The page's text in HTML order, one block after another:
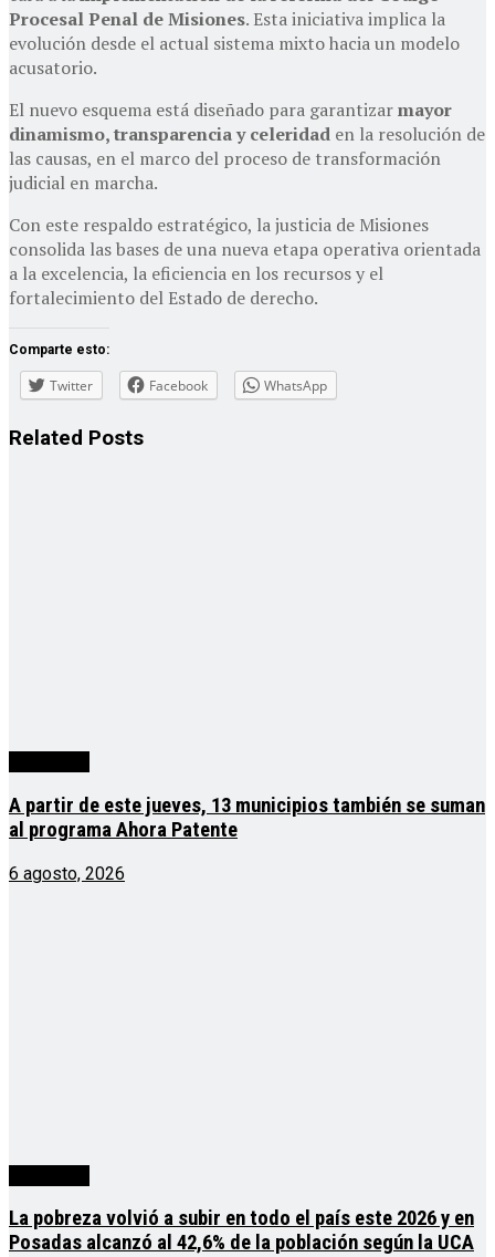
Procesal Penal de Misiones. Esta iniciativa implica la
evolución desde el actual sistema mixto hacia un modelo
acusatorio.
El nuevo esquema está diseñado para garantizarmayor
dinamismo, transparencia y celeridad en la resolución de
las causas, en el marco del proceso de transformación
judicial en marcha.
Con este respaldo estratégico, la justicia de Misiones
consolida las bases de una nueva etapa operativa orientada
a la excelencia, la eficiencia en los recursos y el
fortalecimiento del Estado de derecho.
Comparte esto:
Twitter Facebook WhatsApp
Related Posts
A partir de este jueves, 13 municipios también se suman
al programa Ahora Patente
6 agosto, 2026
La pobreza volvió a subir en todo el país este 2026 y en
Posadas alcanzó al 42,6% de la población según la UCA